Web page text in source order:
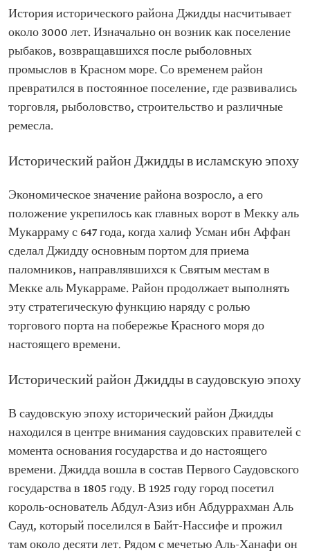
История исторического района Джидды насчитывает
около 3000 лет. Изначально он возник как поселение
рыбаков, возвращавшихся после рыболовных
промыслов в Красном море. Со временем район
превратился в постоянное поселение, где развивались
торговля, рыболовство, строительство и различные
ремесла.
Исторический район Джидды в исламскую эпоху
Экономическое значение района возросло, а его
положение укрепилось как главных ворот в Мекку аль
Мукарраму с 647 года, когда халиф Усман ибн Аффан
сделал Джидду основным портом для приема
паломников, направлявшихся к Святым местам в
Мекке аль Мукарраме. Район продолжает выполнять
эту стратегическую функцию наряду с ролью
торгового порта на побережье Красного моря до
настоящего времени.
Исторический район Джидды в саудовскую эпоху
В саудовскую эпоху исторический район Джидды
находился в центре внимания саудовских правителей с
момента основания государства и до настоящего
времени. Джидда вошла в состав Первого Саудовского
государства в 1805 году. В 1925 году город посетил
король-основатель Абдул-Азиз ибн Абдуррахман Аль
Сауд, который поселился в Байт-Нассифе и прожил
там около десяти лет. Рядом с мечетью Аль-Ханафи он